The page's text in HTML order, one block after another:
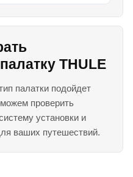
THULE
палатки подойдет
проверить
установки и
ваших путешествий.